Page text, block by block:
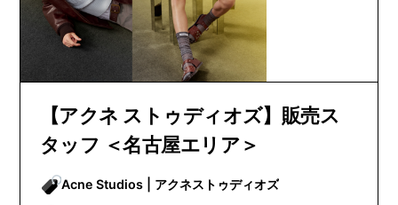
【アクネ ストゥディオズ】販売ス
タッフ ＜名古屋エリア＞
Acne Studios | アクネストゥディオズ